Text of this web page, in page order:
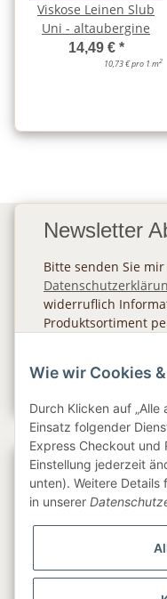
Viskose Leinen Slub
Uni - altaubergine
14,49 € *
10,73 € pro 1 m2
Newsletter
Bitte senden Sie
widerruflich
Produktsortiment
Gesetzliche
Wie wir Cookies
Durch Klicken auf
Einsatz folgender
Express Checkout und
Einstellung jederzeit
unten). Weitere Details
in unserer